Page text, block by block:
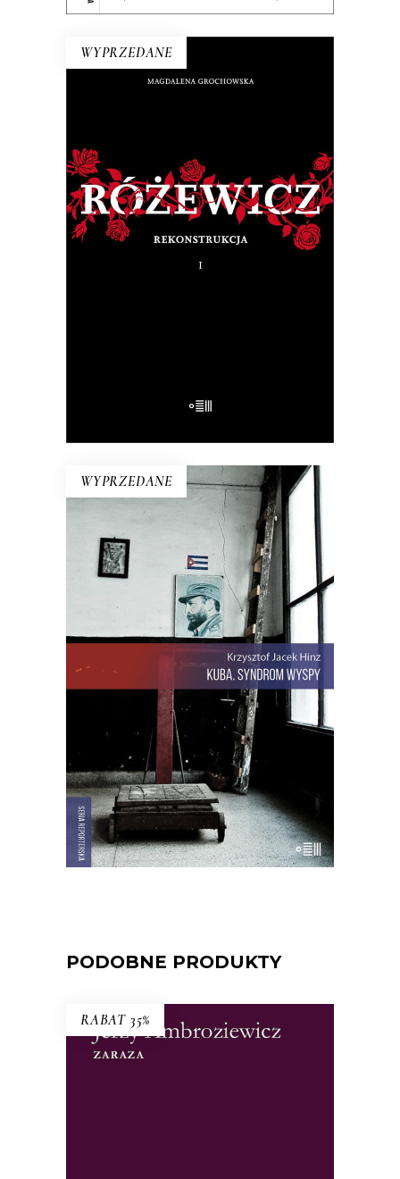
WYPRZEDANE
E-BOOK DO KOSZYKA
RÓŻEWICZ. REKONSTRUKCJA
(tom 1)
Na pytanie: „Kim jesteś?”, Tadeusz
Różewicz odpowiedział przed laty: „Kto
mnie uważnie czyta, ten wie”.
WYPRZEDANE
E-BOOK DO KOSZYKA
KUBA. SYNDROM WYSPY
Rewolucja i dysydenci, Kubanki
walczące o podpaski i Kubańczycy,
którzy obrażają rewolucję szortami i
sandałami. Jest tu dawna świetność
Hawany, są prosięta hodowane w
wannach i jest krowa – bohaterka
rewolucji.
44.00 zł 22.00zł
PODOBNE PRODUKTY
RABAT 35%